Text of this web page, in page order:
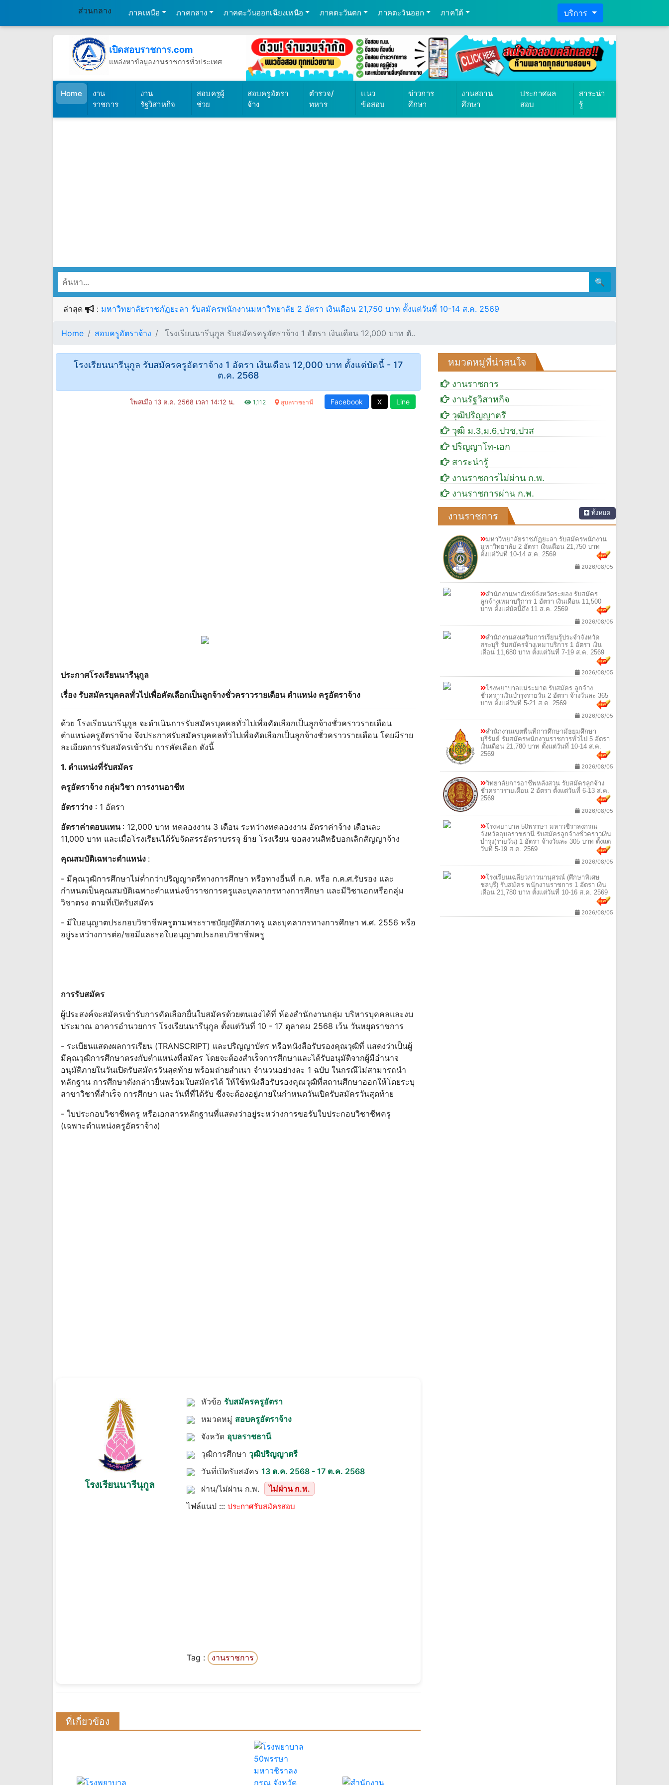
ส่วนกลาง ภาคเหนือ ภาคกลาง ภาคตะวันออกเฉียงเหนือ ภาคตะวันตก ภาคตะวันออก ภาคใต้ บริการ
เปิดสอบราชการ.com
แหล่งหาข้อมูลงานราชการทั่วประเทศ
Home(เปิดสอบราชการ)
งาน
ราชการ
งาน
รัฐวิสาหกิจ
สอบครูผู้
ช่วย
สอบครูอัตรา
จ้าง
ตำรวจ/
ทหาร
แนว
ข้อสอบ
ข่าวการ
ศึกษา
งานสถาน
ศึกษา
ประกาศผล
สอบ
สาระน่า
รู้
🔍
ล่าสุด : มหาวิทยาลัยราชภัฏยะลา รับสมัครพนักงานมหาวิทยาลัย 2 อัตรา เงินเดือน 21,750 บาท ตั้งแต่วันที่ 10-14 ส.ค. 2569
Home สอบครูอัตราจ้าง โรงเรียนนารีนุกูล รับสมัครครูอัตราจ้าง 1 อัตรา เงินเดือน 12,000 บาท ตั..
โรงเรียนนารีนุกูล รับสมัครครูอัตราจ้าง 1 อัตรา เงินเดือน 12,000 บาท ตั้งแต่บัดนี้ - 17
ต.ค. 2568
โพสเมื่อ 13 ต.ค. 2568 เวลา 14:12 น. 1,112 อุบลราชธานี Facebook X Line
ประกาศโรงเรียนนารีนุกูล
เรื่อง รับสมัครบุคคลทั่วไปเพื่อคัดเลือกเป็นลูกจ้างชั่วคราวรายเดือน ตำแหน่ง ครูอัตราจ้าง
ด้วย โรงเรียนนารีนุกูล จะดำเนินการรับสมัครบุคคลทั่วไปเพื่อคัดเลือกเป็นลูกจ้างชั่วคราวรายเดือน
ตำแหน่งครูอัตราจ้าง จึงประกาศรับสมัครบุคคลทั่วไปเพื่อคัดเลือกเป็นลูกจ้างชั่วคราวรายเดือน โดยมีราย
ละเอียดการรับสมัครเข้ารับ การคัดเลือก ดังนี้
1. ตำแหน่งที่รับสมัคร
ครูอัตราจ้าง กลุ่มวิชา การงานอาชีพ
อัตราว่าง : 1 อัตรา
อัตราค่าตอบแทน : 12,000 บาท ทดลองงาน 3 เดือน ระหว่างทดลองงาน อัตราค่าจ้าง เดือนละ
11,000 บาท และเมื่อโรงเรียนได้รับจัดสรรอัตราบรรจุ ย้าย โรงเรียน ขอสงวนสิทธิบอกเลิกสัญญาจ้าง
คุณสมบัติเฉพาะตำแหน่ง :
- มีคุณวุฒิการศึกษาไม่ต่ำกว่าปริญญาตรีทางการศึกษา หรือทางอื่นที่ ก.ค. หรือ ก.ค.ศ.รับรอง และ
กำหนดเป็นคุณสมบัติเฉพาะตำแหน่งข้าราชการครูและบุคลากรทางการศึกษา และมีวิชาเอกหรือกลุ่ม
วิชาตรง ตามที่เปิดรับสมัคร
- มีใบอนุญาตประกอบวิชาชีพครูตามพระราชบัญญัติสภาครู และบุคลากรทางการศึกษา พ.ศ. 2556 หรือ
อยู่ระหว่างการต่อ/ขอมีและรอใบอนุญาตประกอบวิชาชีพครู
การรับสมัคร
ผู้ประสงค์จะสมัครเข้ารับการคัดเลือกยื่นใบสมัครด้วยตนเองได้ที่ ห้องสำนักงานกลุ่ม บริหารบุคคลและงบ
ประมาณ อาคารอำนวยการ โรงเรียนนารีนุกูล ตั้งแต่วันที่ 10 - 17 ตุลาคม 2568 เว้น วันหยุดราชการ
- ระเบียนแสดงผลการเรียน (TRANSCRIPT) และปริญญาบัตร หรือหนังสือรับรองคุณวุฒิที่ แสดงว่าเป็นผู้
มีคุณวุฒิการศึกษาตรงกับตำแหน่งที่สมัคร โดยจะต้องสำเร็จการศึกษาและได้รับอนุมัติจากผู้มีอำนาจ
อนุมัติภายในวันเปิดรับสมัครวันสุดท้าย พร้อมถ่ายสำเนา จำนวนอย่างละ 1 ฉบับ ในกรณีไม่สามารถนำ
หลักฐาน การศึกษาดังกล่าวยื่นพร้อมใบสมัครได้ ให้ใช้หนังสือรับรองคุณวุฒิที่สถานศึกษาออกให้โดยระบุ
สาขาวิชาที่สำเร็จ การศึกษา และวันที่ที่ได้รับ ซึ่งจะต้องอยู่ภายในกำหนดวันเปิดรับสมัครวันสุดท้าย
- ใบประกอบวิชาชีพครู หรือเอกสารหลักฐานที่แสดงว่าอยู่ระหว่างการขอรับใบประกอบวิชาชีพครู
(เฉพาะตำแหน่งครูอัตราจ้าง)
โรงเรียนนารีนุกูล
หัวข้อ รับสมัครครูอัตรา
หมวดหมู่ สอบครูอัตราจ้าง
จังหวัด อุบลราชธานี
วุฒิการศึกษา วุฒิปริญญาตรี
วันที่เปิดรับสมัคร 13 ต.ค. 2568 - 17 ต.ค. 2568
ผ่าน/ไม่ผ่าน ก.พ.
ไม่ผ่าน ก.พ.
ไฟล์แนป ::: ประกาศรับสมัครสอบ
Tag : งานราชการ
ที่เกี่ยวข้อง
หมวดหมู่ที่น่าสนใจ
งานราชการ
งานรัฐวิสาหกิจ
วุฒิปริญญาตรี
วุฒิ ม.3,ม.6,ปวช,ปวส
ปริญญาโท-เอก
สาระน่ารู้
งานราชการไม่ผ่าน ก.พ.
งานราชการผ่าน ก.พ.
งานราชการ ทั้งหมด
มหาวิทยาลัยราชภัฏยะลา รับสมัครพนักงาน
มหาวิทยาลัย 2 อัตรา เงินเดือน 21,750 บาท
ตั้งแต่วันที่ 10-14 ส.ค. 2569
2026/08/05
สำนักงานพาณิชย์จังหวัดระยอง รับสมัคร
ลูกจ้างเหมาบริการ 1 อัตรา เงินเดือน 11,500
บาท ตั้งแต่บัดนี้ถึง 11 ส.ค. 2569
2026/08/05
สำนักงานส่งเสริมการเรียนรู้ประจำจังหวัด
สระบุรี รับสมัครจ้างเหมาบริการ 1 อัตรา เงิน
เดือน 11,680 บาท ตั้งแต่วันที่ 7-19 ส.ค. 2569
2026/08/05
โรงพยาบาลแม่ระมาด รับสมัคร ลูกจ้าง
ชั่วคราวเงินบำรุงรายวัน 2 อัตรา จ้างวันละ 365
บาท ตั้งแต่วันที่ 5-21 ส.ค. 2569
2026/08/05
สำนักงานเขตพื้นที่การศึกษามัธยมศึกษา
บุรีรัมย์ รับสมัครพนักงานราชการทั่วไป 5 อัตรา
เงินเดือน 21,780 บาท ตั้งแต่วันที่ 10-14 ส.ค.
2569
2026/08/05
วิทยาลัยการอาชีพหลังสวน รับสมัครลูกจ้าง
ชั่วคราวรายเดือน 2 อัตรา ตั้งแต่วันที่ 6-13 ส.ค.
2569
2026/08/05
โรงพยาบาล 50พรรษา มหาวชิราลงกรณ
จังหวัดอุบลราชธานี รับสมัครลูกจ้างชั่วคราวเงิน
บำรุง(รายวัน) 1 อัตรา จ้างวันละ 305 บาท ตั้งแต่
วันที่ 5-19 ส.ค. 2569
2026/08/05
โรงเรียนเฉลียวภาวนานุสรณ์ (ศึกษาพิเศษ
ชลบุรี) รับสมัคร พนักงานราชการ 1 อัตรา เงิน
เดือน 21,780 บาท ตั้งแต่วันที่ 10-16 ส.ค. 2569
2026/08/05